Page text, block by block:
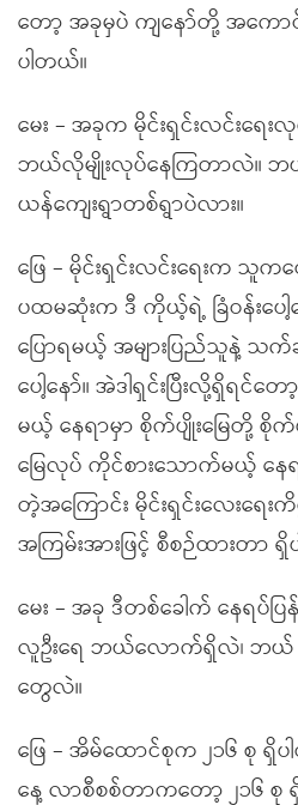
တော့ အခုမှပဲ ကျနော်တို့ အကော
ပါတယ်။
မေး – အခုက မိုင်းရှင်းလင်းရ
ဘယ်လိုမျိုးလုပ်နေကြတာလဲ။
ယန်ကျေးရွာတစ်ရွာပဲလား။
ဖြေ – မိုင်းရှင်းလင်းရေးက သူက
ပထမဆုံးက ဒီ ကိုယ့်ရဲ့ ခြံဝန်းပေါ့
ပြောရမယ့် အများပြည်သူနဲ့ သ
ပေါ့နော်။ အဲဒါရှင်းပြီးလို့ရှိရင်
မယ့် နေရာမှာ စိုက်ပျိုးမြေတို့ စို
မြေလုပ် ကိုင်စားသောက်မယ့် နေ
တဲ့အကြောင်း မိုင်းရှင်းလေးရေ
အကြမ်းအားဖြင့် စီစဉ်ထားတာ ရှိ
မေး – အခု ဒီတစ်ခေါက် နေရပ်ပြ
လူဦးရေ ဘယ်လောက်ရှိလဲ၊ ဘယ်
တွေလဲ။
ဖြေ – အိမ်ထောင်စုက ၂၁၆ စု ရှိပ
နေ့ လာစီစစ်တာကတော့ ၂၁၆ စု